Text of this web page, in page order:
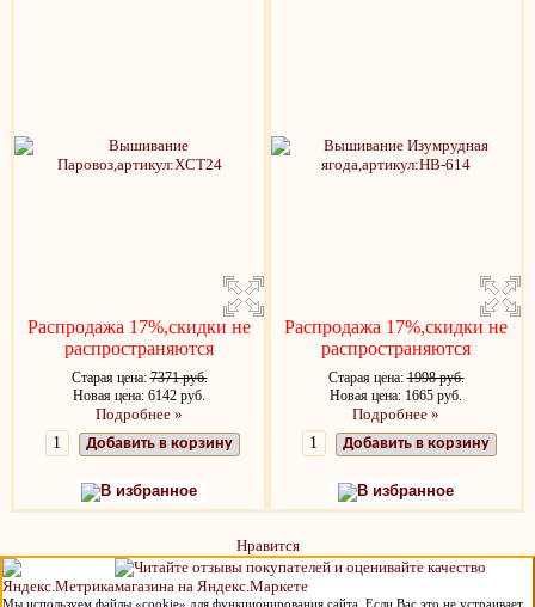
Распродажа 17%,скидки не
распространяются
Старая цена:7371 руб.
Новая цена: 6142 руб.
Подробнее »
Добавить в корзину
В избранное
Распродажа 17%,скидки не
распространяются
Старая цена:1998 руб.
Новая цена: 1665 руб.
Подробнее »
Добавить в корзину
В избранное
Нравится
Мы используем файлы «cookie» для функционирования сайта. Если Вас это не устраивает,